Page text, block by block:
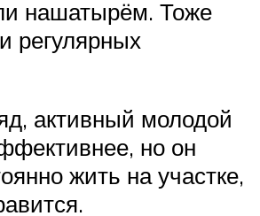
нашатырём. Тоже
регулярных
активный молодой
но он
жить на участке,